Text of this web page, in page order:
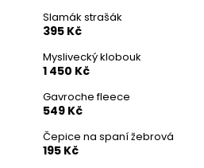
Slamák strašák
395 Kč
Myslivecký klobouk
1 450 Kč
Gavroche fleece
549 Kč
Čepice na spaní žebrová
195 Kč